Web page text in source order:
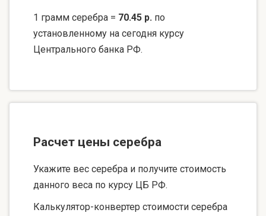
1 грамм серебра = 70.45 р. по
установленному на сегодня курсу
Центрального банка РФ.
Расчет цены серебра
Укажите вес серебра и получите стоимость
данного веса по курсу ЦБ РФ.
Калькулятор-конвертер стоимости серебра